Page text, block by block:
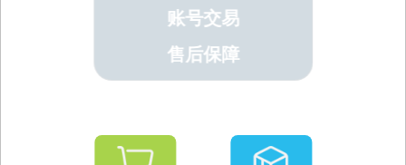
账号交易
售后保障